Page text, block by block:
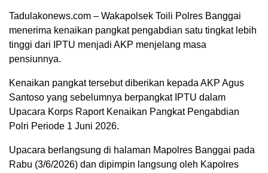
Tadulakonews.com – Wakapolsek Toili Polres Banggai
menerima kenaikan pangkat pengabdian satu tingkat lebih
tinggi dari IPTU menjadi AKP menjelang masa
pensiunnya.
Kenaikan pangkat tersebut diberikan kepada AKP Agus
Santoso yang sebelumnya berpangkat IPTU dalam
Upacara Korps Raport Kenaikan Pangkat Pengabdian
Polri Periode 1 Juni 2026.
Upacara berlangsung di halaman Mapolres Banggai pada
Rabu (3/6/2026) dan dipimpin langsung oleh Kapolres